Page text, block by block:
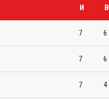
И В
7 6
7 6
7 4